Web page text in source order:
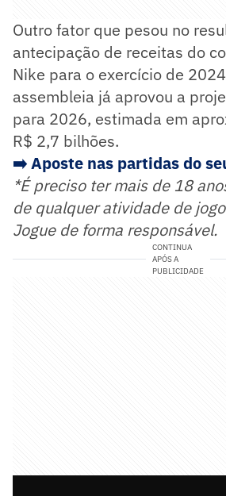
Outro fator que pesou no
antecipação de receitas do
Nike para o exercício de
assembleia já aprovou a
para 2026, estimada em
R$ 2,7 bilhões.
➡️ Aposte nas partidas do
*É preciso ter mais de 18
de qualquer atividade de
Jogue de forma responsável.
CONTINUA
APÓS A
PUBLICIDADE